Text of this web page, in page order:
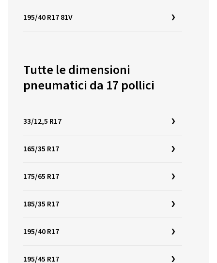
195/40 R17 81V
Tutte le dimensioni
pneumatici da 17 pollici
33/12,5 R17
165/35 R17
175/65 R17
185/35 R17
195/40 R17
195/45 R17